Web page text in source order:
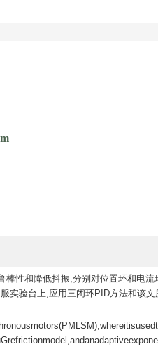
性和降低抖振,分别对位置环和
验台上,应用三闭环PID方法和